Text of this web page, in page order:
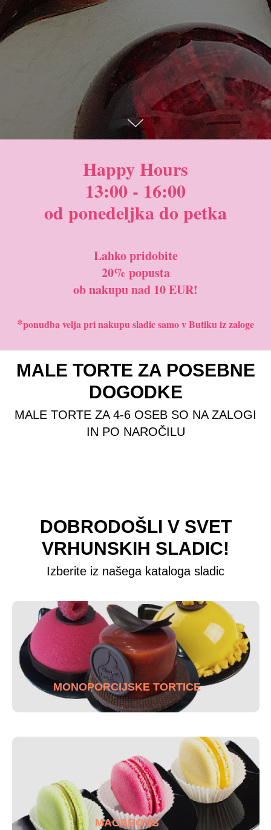
Happy Hours
13:00 - 16:00
od ponedeljka do petka
Lahko pridobite
20% popusta
ob nakupu nad 10EUR!
*ponudba velja pri nakupu sladic samo v Butiku iz zaloge
MALE TORTE ZA POSEBNE
DOGODKE
MALE TORTE ZA 4-6 OSEB SO NA ZALOGI
IN PO NAROČILU
DOBRODOŠLI V SVET
VRHUNSKIH SLADIC!
Izberite iz našega kataloga sladic
MONOPORCIJSKE TORTICE
MACARONS